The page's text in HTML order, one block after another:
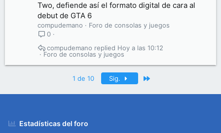
Two, defiende así el formato digital de cara al
debut de GTA 6
compudemano
Foro de consolas y juegos
0
Foro de consolas y juegos
Hoy a las 10:12
compudemano
1 de 10 Sig.
Estadísticas del foro